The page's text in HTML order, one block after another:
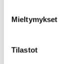
Mieltymykset
Tilastot
valmistelemaan
kehysriihtä